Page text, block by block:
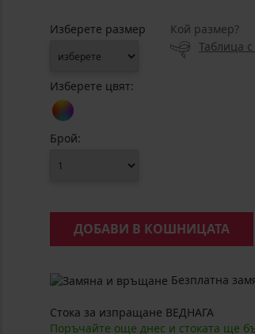
Изберете размер
Кой размер?
Таблица
Изберете цвят:
Брой:
ДОБАВИ В КОШНИЦАТА
Безплатна
Стока за изпращане ВЕДНАГА
Поръчайте още днес и стоката ще